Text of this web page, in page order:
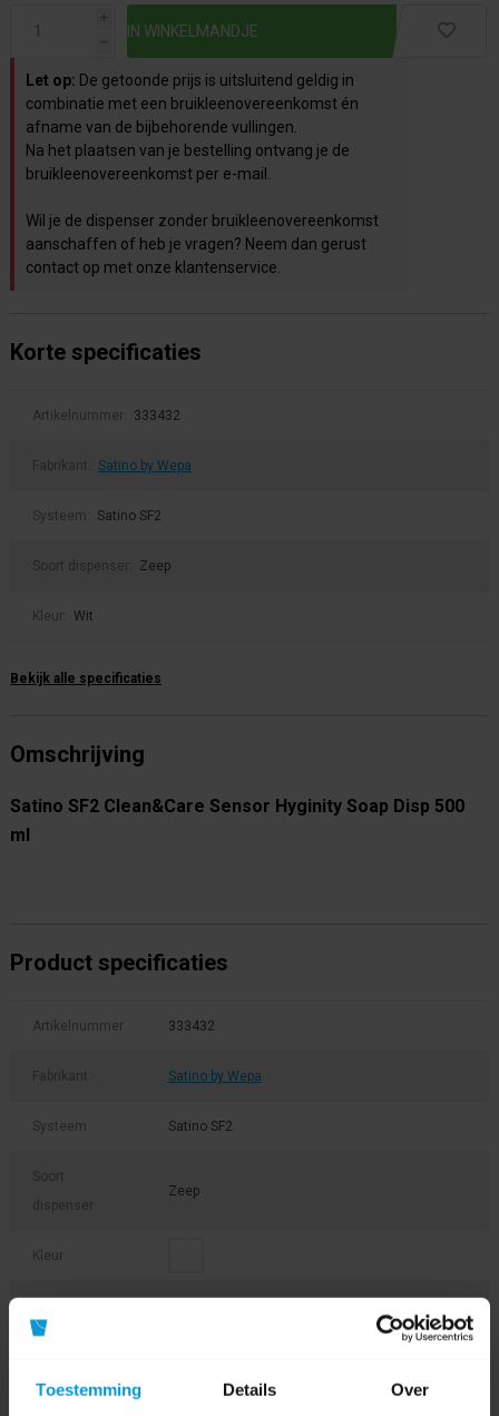
Toestemming Details Over
i
h
Let op: De getoonde prijs is uitsluitend geldig in
combinatie met een bruikleenovereenkomst én
afname van de bijbehorende vullingen.
Na het plaatsen van je bestelling ontvang je de
bruikleenovereenkomst per e-mail.
Wil je de dispenser zonder bruikleenovereenkomst
aanschaffen of heb je vragen? Neem dan gerust
contact op met onze klantenservice.
Korte specificaties
Artikelnummer: 333432
Fabrikant: Satino by Wepa
Systeem: Satino SF2
Soort dispenser: Zeep
Kleur: Wit
Bekijk alle specificaties
Omschrijving
Satino SF2 Clean&Care Sensor Hyginity Soap Disp 500
ml
Product specificaties
Artikelnummer 333432
Fabrikant: Satino by Wepa
Systeem Satino SF2
Soort
dispenser
Zeep
Kleur